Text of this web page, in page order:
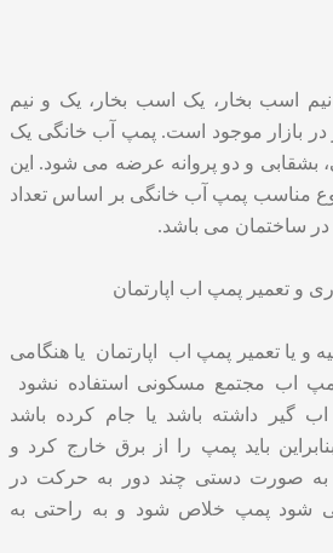
اسب بخار، یک اسب بخار، یک و نیم
در بازار موجود است. پمپ آب خانگی یک
بشقابی و دو پروانه عرضه می شود. این
مناسب پمپ آب خانگی بر اساس تعداد
ساختمان می باشد.
و تعمیر پمپ اب اپارتمان
و يا تعمیر پمپ اب اپارتمان یا هنگامی
اب مجتمع مسکونی استفاده نشود
گیر داشته باشد یا جام کرده باشد
باید پمپ را از برق خارج کرد و
صورت دستی چند دور به حرکت در
شود پمپ خلاص شود و به راحتی به